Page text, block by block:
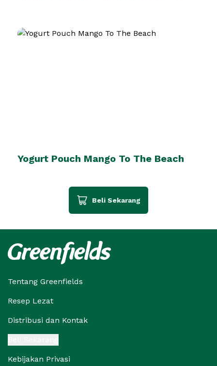
Yogurt Pouch Mango To The Beach
Beli Sekarang
Tentang Greenfields
Resep Lezat
Distribusi dan Kontak
Kebijakan Privasi